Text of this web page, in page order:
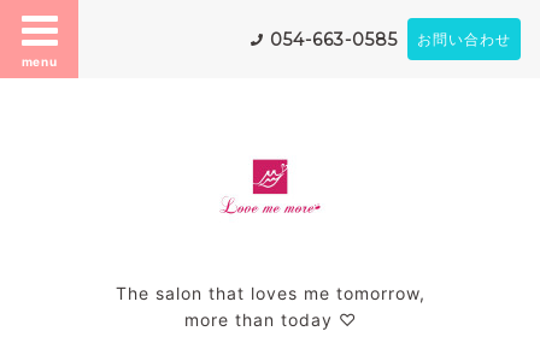
menu
054-663-0585 お問い合わせ
The salon that loves me tomorrow,
more than today ♡